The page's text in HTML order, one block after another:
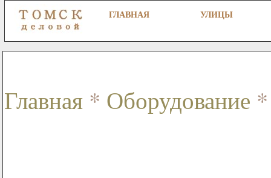
ГЛАВНАЯ УЛИЦЫ
Главная * Оборудование *